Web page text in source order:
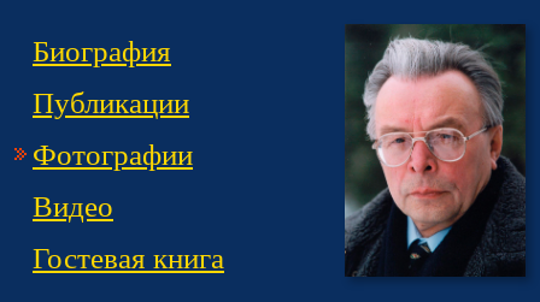
Биография
Публикации
Фотографии
Видео
Гостевая книга